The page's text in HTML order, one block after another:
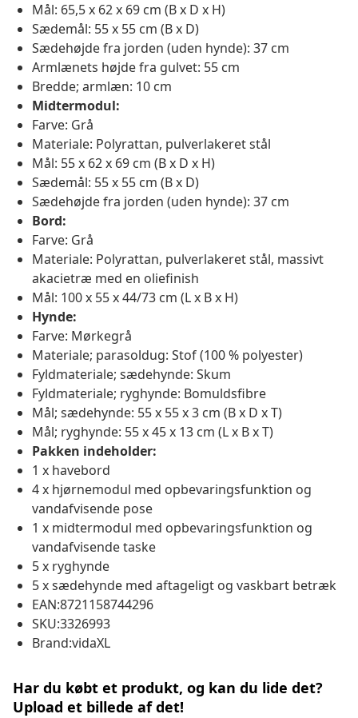
Mål: 65,5 x 62 x 69 cm (B x D x H)
Sædemål: 55 x 55 cm (B x D)
Sædehøjde fra jorden (uden hynde): 37 cm
Armlænets højde fra gulvet: 55 cm
Bredde; armlæn: 10 cm
Midtermodul:
Farve: Grå
Materiale: Polyrattan, pulverlakeret stål
Mål: 55 x 62 x 69 cm (B x D x H)
Sædemål: 55 x 55 cm (B x D)
Sædehøjde fra jorden (uden hynde): 37 cm
Bord:
Farve: Grå
Materiale: Polyrattan, pulverlakeret stål, massivt
akacietræ med en oliefinish
Mål: 100 x 55 x 44/73 cm (L x B x H)
Hynde:
Farve: Mørkegrå
Materiale; parasoldug: Stof (100 % polyester)
Fyldmateriale; sædehynde: Skum
Fyldmateriale; ryghynde: Bomuldsfibre
Mål; sædehynde: 55 x 55 x 3 cm (B x D x T)
Mål; ryghynde: 55 x 45 x 13 cm (L x B x T)
Pakken indeholder:
1 x havebord
4 x hjørnemodul med opbevaringsfunktion og
vandafvisende pose
1 x midtermodul med opbevaringsfunktion og
vandafvisende taske
5 x ryghynde
5 x sædehynde med aftageligt og vaskbart betræk
EAN:8721158744296
SKU:3326993
Brand:vidaXL
Har du købt et produkt, og kan du lide det?
Upload et billede af det!